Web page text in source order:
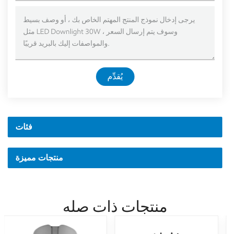
يُقدِّم
فئات
منتجات مميزة
منتجات ذات صله